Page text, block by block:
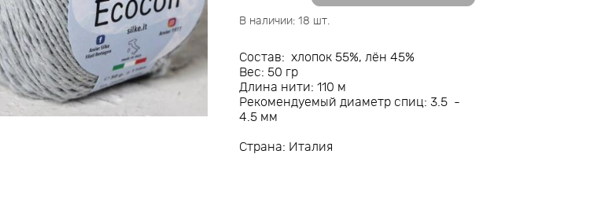
В наличии:18 шт.
Состав: хлопок 55%, лён 45%
Вес: 50 гр
Длина нити: 110 м
Рекомендуемый диаметр спиц: 3.5 -
4.5 мм
Страна: Италия